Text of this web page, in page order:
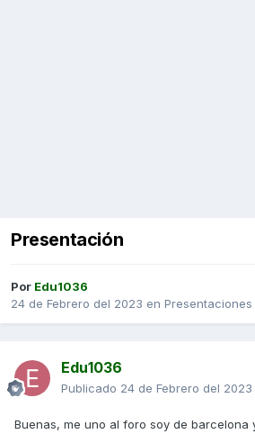
Presentación
Por Edu1036
24 de Febrero del 2023 en
Edu1036
Publicado 24 de Febrero del 2023
Buenas, me uno al foro soy de barcelona